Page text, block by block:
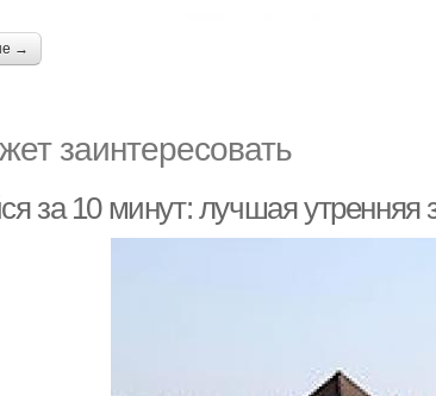
→
заинтересовать
за 10 минут: лучшая утренняя